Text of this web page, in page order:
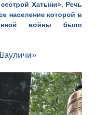
Хатыни». Речь
население которой в
войны было